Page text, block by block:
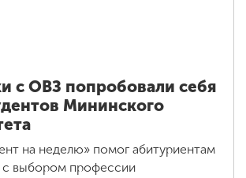
с ОВЗ попробовали себя
Мининского
на неделю» помог абитуриентам
с выбором профессии